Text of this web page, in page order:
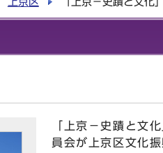
「上京－史蹟と文
員会が上京区文化